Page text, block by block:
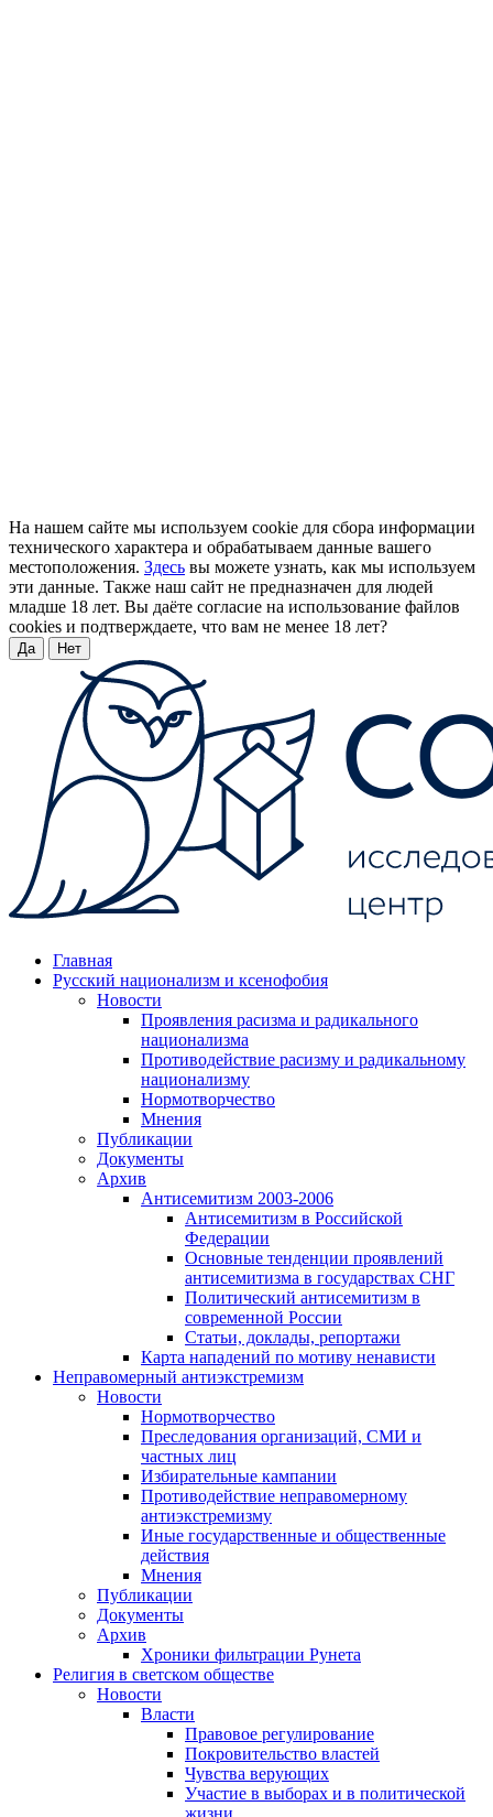
На нашем сайте мы используем cookie для сбора информации
технического характера и обрабатываем данные вашего
местоположения. Здесь вы можете узнать, как мы используем
эти данные. Также наш сайт не предназначен для людей
младше 18 лет. Вы даёте согласие на использование файлов
cookies и подтверждаете, что вам не менее 18 лет?
Да Нет
Главная
Русский национализм и ксенофобия
Новости
Проявления расизма и радикального
национализма
Противодействие расизму и радикальному
национализму
Нормотворчество
Мнения
Публикации
Документы
Архив
Антисемитизм 2003-2006
Антисемитизм в Российской
Федерации
Основные тенденции проявлений
антисемитизма в государствах СНГ
Политический антисемитизм в
современной России
Статьи, доклады, репортажи
Карта нападений по мотиву ненависти
Неправомерный антиэкстремизм
Новости
Нормотворчество
Преследования организаций, СМИ и
частных лиц
Избирательные кампании
Противодействие неправомерному
антиэкстремизму
Иные государственные и общественные
действия
Мнения
Публикации
Документы
Архив
Хроники фильтрации Рунета
Религия в светском обществе
Новости
Власти
Правовое регулирование
Покровительство властей
Чувства верующих
Участие в выборах и в политической